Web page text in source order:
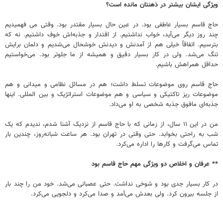
ویژگی ایشان بیشتر در ذهنتان مانده است؟
حاج قاسم بسیار عاطفی بود. در عین حال بسیار مقتدر بود. وقتی می فهمیدیم
چند روز دیگر می‌آید، خواب نداشتیم. از اقتدار و جذبه‌اش خوف داشتیم. نه که
بترسیم. اتفاقاً خیلی هم از آمدنش و دیدنش خوشحال می‌شدیم و دلمان برایش
تنگ می‌شد. ولی در کار بسیار دقیق و همیشه از ما جلوتر بود. می‌خواستیم
حداقل همراهش باشیم.
حاج قاسم روی موضوعات تسلط داشت؛ هم در مسائل نظامی و میدانی و هم
موضوعات ریز تاکتیکی و سیاسی و هم موضوعات استراتژیک و بین المللی. اینها
جذبه‌ای مافوق جذبه شخصی به او می‌داد.
من در این ۱۱ سال، از زمانی که با حاج قاسم از نزدیک آشنا شدم، ندیدم که یک
شب به راحتی بخوابد. حتی وقتی در تهران بود. هر ساعت شبانه‌روز، چندین بار
تماس می‌گرفت و کارها را اداره می‌کرد.
** عرفان و اخلاص دو ویژگی مهم حاج قاسم بود
در کار بسیار جدی بود و شوخی نداشت. حتی عصبانی می‌شد. خود من را چند بار
از جلسه بیرون کرد. ولی بعدش می‌آمد و صدا می‌کرد و دلجویی می‌کرد.